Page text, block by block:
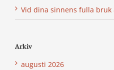
Vid dina sinnens fulla
Arkiv
augusti 2026